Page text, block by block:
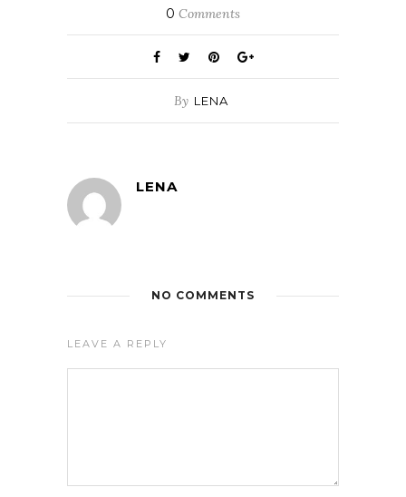
0 Comments
By LENA
LENA
NO COMMENTS
LEAVE A REPLY